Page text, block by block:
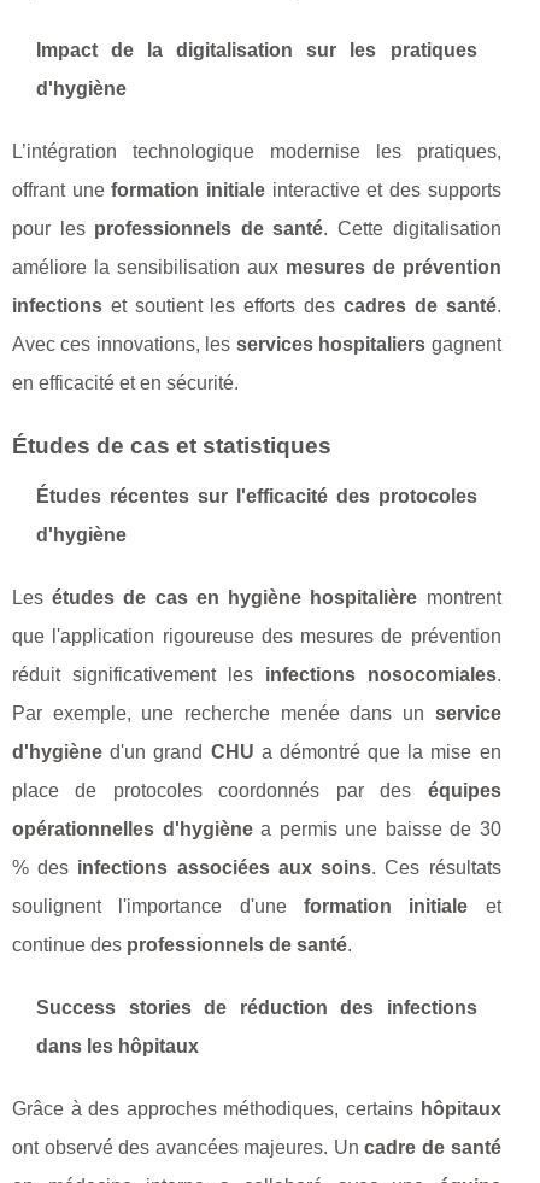
Impact de la digitalisation sur les pratiques
d'hygiène
L’intégration technologique modernise les pratiques,
offrant uneformation initialeinteractive et des supports
pour les professionnels de santé. Cette digitalisation
améliore la sensibilisation aux mesures de prévention
infections et soutient les efforts des cadres de santé.
Avec ces innovations, les services hospitaliers gagnent
en efficacité et en sécurité.
Études de cas et statistiques
Études récentes sur l'efficacité des protocoles
d'hygiène
Lesétudes de cas en hygiène hospitalière montrent
que l'application rigoureuse des mesures de prévention
réduit significativement les infections nosocomiales.
Par exemple, une recherche menée dans un service
d'hygiène d'un grand CHU a démontré que la mise en
place de protocoles coordonnés par des équipes
opérationnelles d'hygiènea permis une baisse de 30
% des infections associées aux soins. Ces résultats
soulignent l'importance d'une formation initiale et
continue des professionnels de santé.
Success stories de réduction des infections
dans les hôpitaux
Grâce à des approches méthodiques, certains hôpitaux
ont observé des avancées majeures. Uncadre de santé